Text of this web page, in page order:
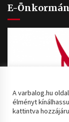
E-
A varbalog.hu
élményt
kattintva